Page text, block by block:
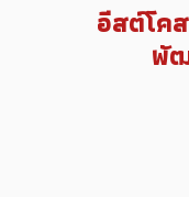
อีสต์โค
พั